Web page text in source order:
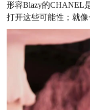
形容Blazy的CHANEL
打开这些可能性；就